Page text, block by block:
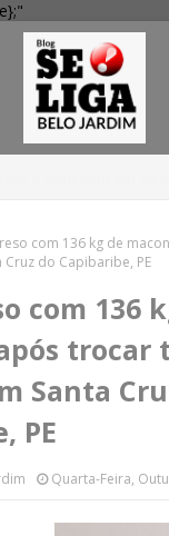
com 136 kg de
do Capibaribe, PE
com 136
trocar
Santa
PE
Quarta-Feira,